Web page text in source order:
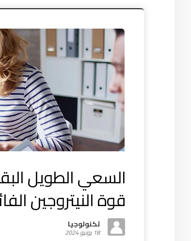
السعي الطويل
قوة النيتروجين
تكنولوجيا
18 يونيو 2024